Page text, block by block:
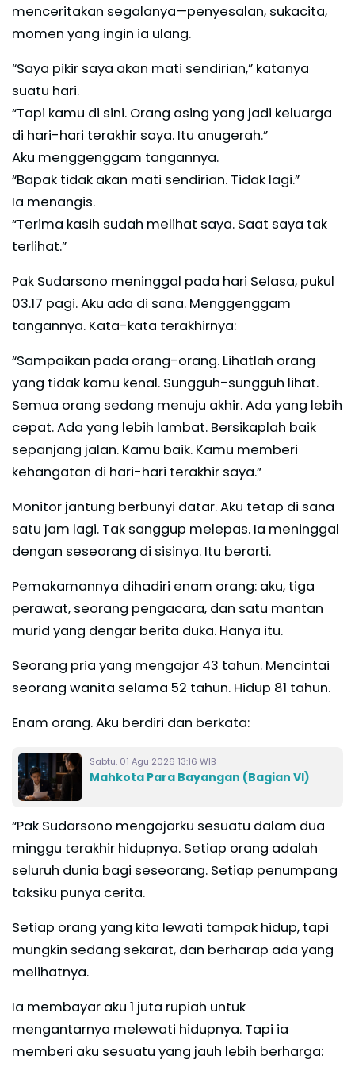
menceritakan segalanya—penyesalan, sukacita,
momen yang ingin ia ulang.
“Saya pikir saya akan mati sendirian,” katanya
suatu hari.
“Tapi kamu di sini. Orang asing yang jadi keluarga
di hari-hari terakhir saya. Itu anugerah.”
Aku menggenggam tangannya.
“Bapak tidak akan mati sendirian. Tidak lagi.”
Ia menangis.
“Terima kasih sudah melihat saya. Saat saya tak
terlihat.”
Pak Sudarsono meninggal pada hari Selasa, pukul
03.17 pagi. Aku ada di sana. Menggenggam
tangannya. Kata-kata terakhirnya:
“Sampaikan pada orang-orang. Lihatlah orang
yang tidak kamu kenal. Sungguh-sungguh lihat.
Semua orang sedang menuju akhir. Ada yang lebih
cepat. Ada yang lebih lambat. Bersikaplah baik
sepanjang jalan. Kamu baik. Kamu memberi
kehangatan di hari-hari terakhir saya.”
Monitor jantung berbunyi datar. Aku tetap di sana
satu jam lagi. Tak sanggup melepas. Ia meninggal
dengan seseorang di sisinya. Itu berarti.
Pemakamannya dihadiri enam orang: aku, tiga
perawat, seorang pengacara, dan satu mantan
murid yang dengar berita duka. Hanya itu.
Seorang pria yang mengajar 43 tahun. Mencintai
seorang wanita selama 52 tahun. Hidup 81 tahun.
Enam orang. Aku berdiri dan berkata:
Sabtu, 01 Agu 2026 13:16 WIB
Mahkota Para Bayangan (Bagian VI)
“Pak Sudarsono mengajarku sesuatu dalam dua
minggu terakhir hidupnya. Setiap orang adalah
seluruh dunia bagi seseorang. Setiap penumpang
taksiku punya cerita.
Setiap orang yang kita lewati tampak hidup, tapi
mungkin sedang sekarat, dan berharap ada yang
melihatnya.
Ia membayar aku 1 juta rupiah untuk
mengantarnya melewati hidupnya. Tapi ia
memberi aku sesuatu yang jauh lebih berharga: